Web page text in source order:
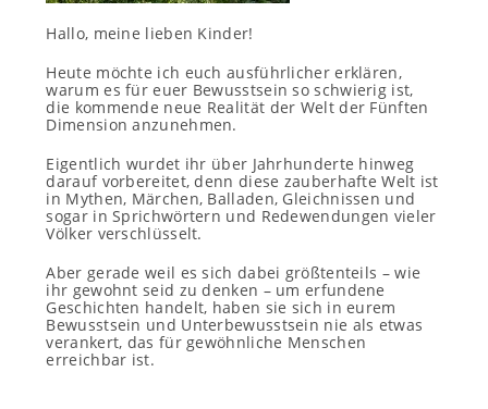
Hallo, meine lieben Kinder!
Heute möchte ich euch ausführlicher erklären,
warum es für euer Bewusstsein so schwierig ist,
die kommende neue Realität der Welt der Fünften
Dimension anzunehmen.
Eigentlich wurdet ihr über Jahrhunderte hinweg
darauf vorbereitet, denn diese zauberhafte Welt ist
in Mythen, Märchen, Balladen, Gleichnissen und
sogar in Sprichwörtern und Redewendungen vieler
Völker verschlüsselt.
Aber gerade weil es sich dabei größtenteils – wie
ihr gewohnt seid zu denken – um erfundene
Geschichten handelt, haben sie sich in eurem
Bewusstsein und Unterbewusstsein nie als etwas
verankert, das für gewöhnliche Menschen
erreichbar ist.